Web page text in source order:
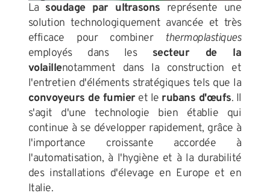
La soudage par ultrasons représente une
solution technologiquement avancée et très
efficace pour combiner thermoplastiques
employés dans les secteur de la
volaillenotamment dans la construction et
l'entretien d'éléments stratégiques tels que la
convoyeurs de fumieret le rubans d'œufs. Il
s'agit d'une technologie bien établie qui
continue à se développer rapidement, grâce à
l'importance croissante accordée à
l'automatisation, à l'hygiène et à la durabilité
des installations d'élevage en Europe et en
Italie.